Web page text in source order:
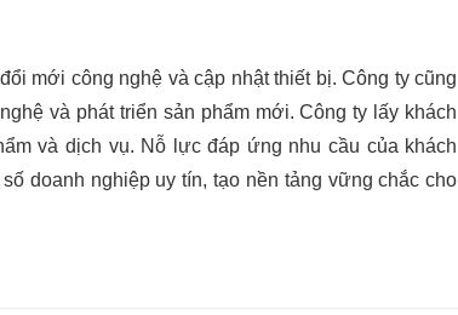
mới công nghệ và cập nhật thiết bị. Công ty cũng
và phát triển sản phẩm mới. Công ty lấy khách
và dịch vụ. Nỗ lực đáp ứng nhu cầu của khách
doanh nghiệp uy tín, tạo nền tảng vững chắc cho